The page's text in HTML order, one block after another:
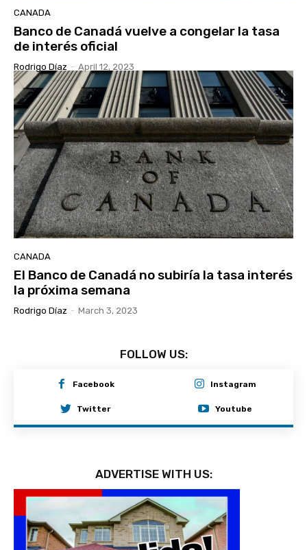
CANADA
Banco de Canadá vuelve a congelar la tasa
de interés oficial
Rodrigo Díaz - April 12, 2023
CANADA
El Banco de Canadá no subiría la tasa interés
la próxima semana
Rodrigo Díaz - March 3, 2023
FOLLOW US:
Facebook Instagram
Twitter Youtube
ADVERTISE WITH US: